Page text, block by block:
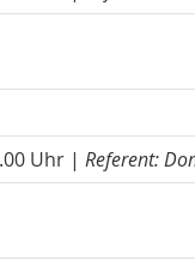
Uhr | Referent: